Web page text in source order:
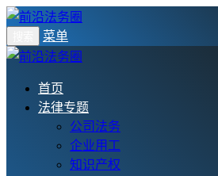
菜单
首页
法律专题
公司法务
企业用工
知识产权